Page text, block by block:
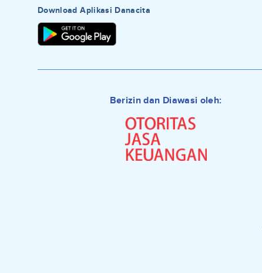
Download Aplikasi Danacita
Berizin dan Diawasi oleh: